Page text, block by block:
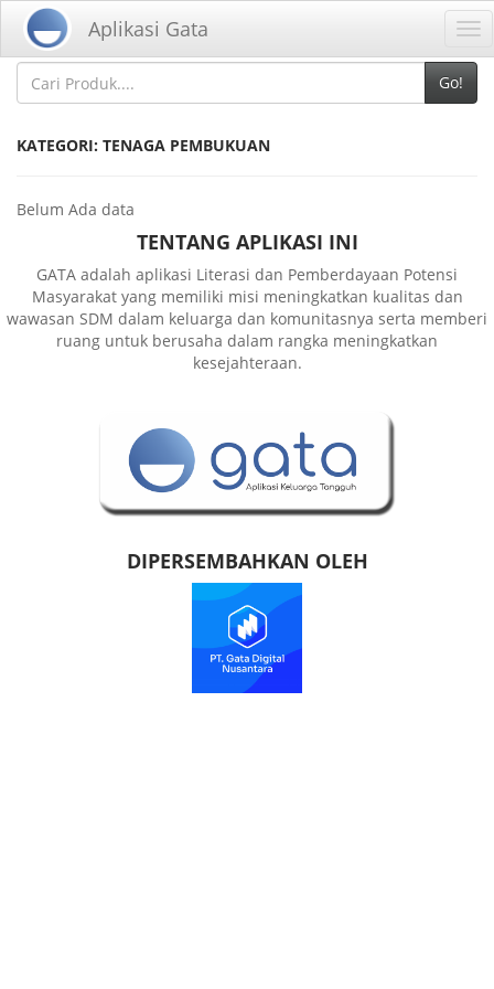
Aplikasi Gata
Home Kategori
Go!
KATEGORI: TENAGA PEMBUKUAN
Belum Ada data
TENTANG APLIKASI INI
GATA adalah aplikasi Literasi dan Pemberdayaan Potensi
Masyarakat yang memiliki misi meningkatkan kualitas dan
wawasan SDM dalam keluarga dan komunitasnya serta memberi
ruang untuk berusaha dalam rangka meningkatkan
kesejahteraan.
DIPERSEMBAHKAN OLEH